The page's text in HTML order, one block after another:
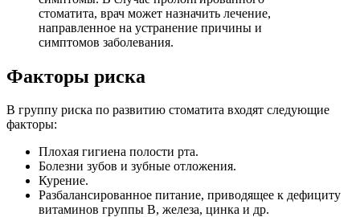
стоматита, врач может назначить лечение,
направленное на устранение причины и
симптомов заболевания.
Факторы риска
В группу риска по развитию стоматита входят следующие
факторы:
Плохая гигиена полости рта.
Болезни зубов и зубные отложения.
Курение.
Разбалансированное питание, приводящее к дефициту
витаминов группы В, железа, цинка и др.